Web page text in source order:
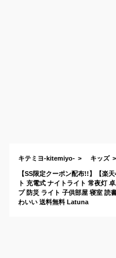
キテミヨ-kitemiyo- キッズ
【SS限定クーポン配布!!】【楽
ト 充電式 ナイトライト 常夜灯
プ 防災 ライト 子供部屋 寝室 読
わいい 送料無料 Latuna